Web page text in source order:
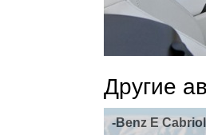
Другие
-Benz E